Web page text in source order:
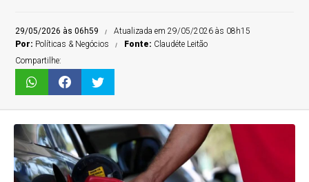
29/05/2026 às 06h59
Atualizada em 29/05/2026 às 08h15
Por: Políticas & Negócios Fonte: Claudéte Leitão
Compartilhe: